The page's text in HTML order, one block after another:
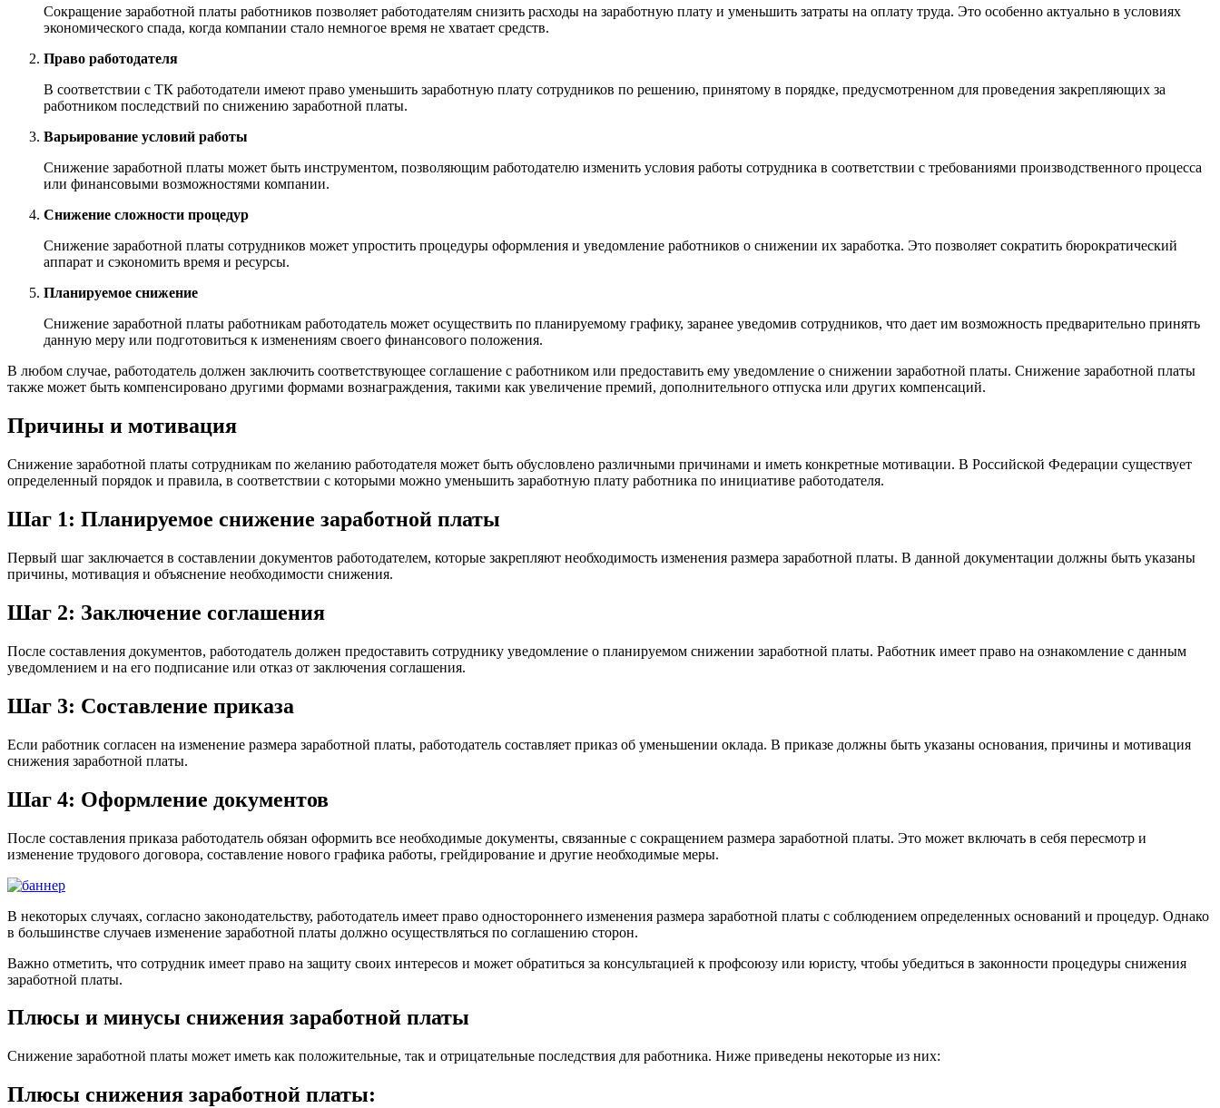
Сокращение заработной платы работников позволяет работодателям снизить расходы на заработную плату и уменьшить затраты на оплату труда. Это особенно актуально в условиях
экономического спада, когда компании стало немногое время не хватает средств.
Право работодателя
В соответствии с ТК работодатели имеют право уменьшить заработную плату сотрудников по решению, принятому в порядке, предусмотренном для проведения закрепляющих за
работником последствий по снижению заработной платы.
Варьирование условий работы
Снижение заработной платы может быть инструментом, позволяющим работодателю изменить условия работы сотрудника в соответствии с требованиями производственного процесса
или финансовыми возможностями компании.
Снижение сложности процедур
Снижение заработной платы сотрудников может упростить процедуры оформления и уведомление работников о снижении их заработка. Это позволяет сократить бюрократический
аппарат и сэкономить время и ресурсы.
Планируемое снижение
Снижение заработной платы работникам работодатель может осуществить по планируемому графику, заранее уведомив сотрудников, что дает им возможность предварительно принять
данную меру или подготовиться к изменениям своего финансового положения.
В любом случае, работодатель должен заключить соответствующее соглашение с работником или предоставить ему уведомление о снижении заработной платы. Снижение заработной платы
также может быть компенсировано другими формами вознаграждения, такими как увеличение премий, дополнительного отпуска или других компенсаций.
Причины и мотивация
Снижение заработной платы сотрудникам по желанию работодателя может быть обусловлено различными причинами и иметь конкретные мотивации. В Российской Федерации существует
определенный порядок и правила, в соответствии с которыми можно уменьшить заработную плату работника по инициативе работодателя.
Шаг 1: Планируемое снижение заработной платы
Первый шаг заключается в составлении документов работодателем, которые закрепляют необходимость изменения размера заработной платы. В данной документации должны быть указаны
причины, мотивация и объяснение необходимости снижения.
Шаг 2: Заключение соглашения
После составления документов, работодатель должен предоставить сотруднику уведомление о планируемом снижении заработной платы. Работник имеет право на ознакомление с данным
уведомлением и на его подписание или отказ от заключения соглашения.
Шаг 3: Составление приказа
Если работник согласен на изменение размера заработной платы, работодатель составляет приказ об уменьшении оклада. В приказе должны быть указаны основания, причины и мотивация
снижения заработной платы.
Шаг 4: Оформление документов
После составления приказа работодатель обязан оформить все необходимые документы, связанные с сокращением размера заработной платы. Это может включать в себя пересмотр и
изменение трудового договора, составление нового графика работы, грейдирование и другие необходимые меры.
В некоторых случаях, согласно законодательству, работодатель имеет право одностороннего изменения размера заработной платы с соблюдением определенных оснований и процедур. Однако
в большинстве случаев изменение заработной платы должно осуществляться по соглашению сторон.
Важно отметить, что сотрудник имеет право на защиту своих интересов и может обратиться за консультацией к профсоюзу или юристу, чтобы убедиться в законности процедуры снижения
заработной платы.
Плюсы и минусы снижения заработной платы
Снижение заработной платы может иметь как положительные, так и отрицательные последствия для работника. Ниже приведены некоторые из них:
Плюсы снижения заработной платы: